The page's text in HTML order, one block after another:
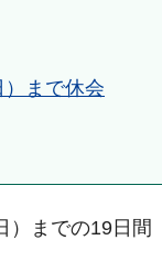
まで休会
）までの19日間